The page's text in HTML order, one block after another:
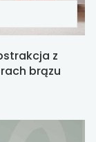
z
brązu